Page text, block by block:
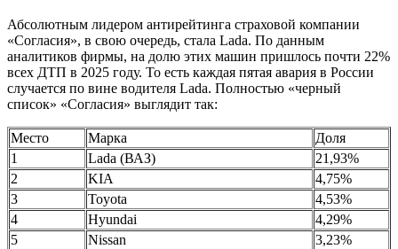
Абсолютным лидером антирейтинга страховой компании
«Согласия», в свою очередь, стала Lada. По данным
аналитиков фирмы, на долю этих машин пришлось почти 22%
всех ДТП в 2025 году. То есть каждая пятая авария в России
случается по вине водителя Lada. Полностью «черный
список» «Согласия» выглядит так:
Место Марка
Доля
1
Lada (ВАЗ)
21,93%
2
KIA
4,75%
3
Toyota
4,53%
4
Hyundai
4,29%
5
Nissan
3,23%